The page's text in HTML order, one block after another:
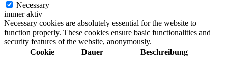
Necessary
immer aktiv
Necessary cookies are absolutely essential for the website to
function properly. These cookies ensure basic functionalities and
security features of the website, anonymously.
Cookie
Dauer Beschreibung